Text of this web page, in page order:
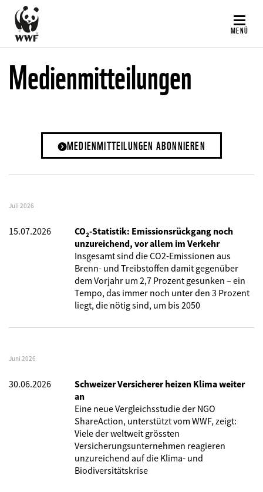
Direkt
zum
Inhalt
MENÜ
Medienmitteilungen
MEDIENMITTEILUNGEN ABONNIEREN
Juli 2026
15.07.2026
CO₂-Statistik: Emissionsrückgang noch
unzureichend, vor allem im Verkehr
Insgesamt sind die CO2-Emissionen aus
Brenn- und Treibstoffen damit gegenüber
dem Vorjahr um 2,7 Prozent gesunken – ein
Tempo, das immer noch unter den 3 Prozent
liegt, die nötig sind, um bis 2050
Juni 2026
30.06.2026
Schweizer Versicherer heizen Klima weiter
an
Eine neue Vergleichsstudie der NGO
ShareAction, unterstützt vom WWF, zeigt:
Viele der weltweit grössten
Versicherungsunternehmen reagieren
unzureichend auf die Klima- und
Biodiversitätskrise